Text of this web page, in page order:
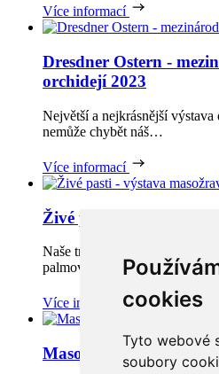
cookies
Tyto webové
soubory
Více informací
Dresdner Ostern -
orchidejí 2023
Největší a nejkrásnější
nemůže chybět náš…
Více informací
Živé pasti - výstava
Naše tradičně největší prodejní
palmovém skleníku…
Více informací
Masožravky na terase